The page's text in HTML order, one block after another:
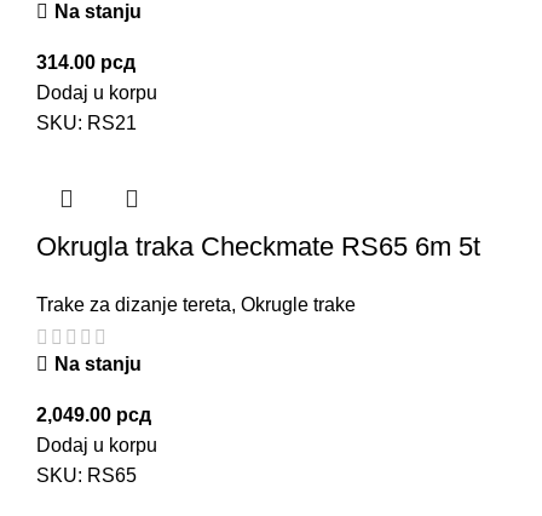
Na stanju
314.00 рсд
Dodaj u korpu
SKU: RS21
Okrugla traka Checkmate RS65 6m 5t
Trake za dizanje tereta, Okrugle trake
Na stanju
2,049.00 рсд
Dodaj u korpu
SKU: RS65